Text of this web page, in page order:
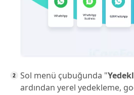
Sol menü çubuğunda "
ardından yerel yedekleme,